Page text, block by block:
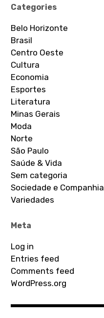
Categories
Belo Horizonte
Brasil
Centro Oeste
Cultura
Economia
Esportes
Literatura
Minas Gerais
Moda
Norte
São Paulo
Saúde & Vida
Sem categoria
Sociedade e Companhia
Variedades
Meta
Log in
Entries feed
Comments feed
WordPress.org